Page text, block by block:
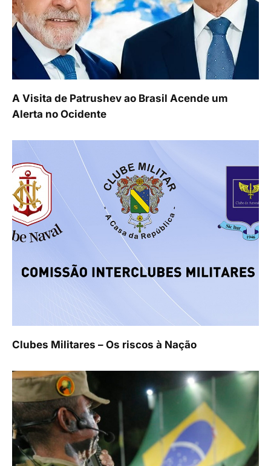
A Visita de Patrushev ao Brasil Acende um
Alerta no Ocidente
Clubes Militares – Os riscos à Nação